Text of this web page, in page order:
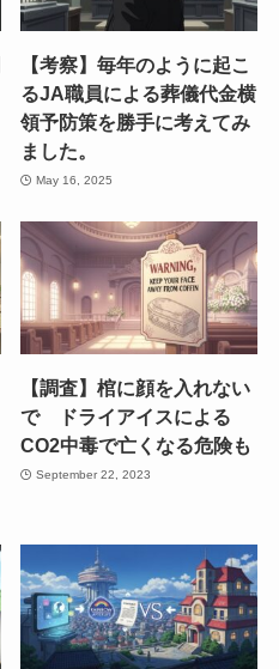
【考察】毎年のように起こ
るJA職員による葬儀代金横
領予防策を勝手に考えてみ
ました。
May 16, 2025
【調査】棺に顔を入れない
で ドライアイスによる
CO2中毒で亡くなる危険も
September 22, 2023